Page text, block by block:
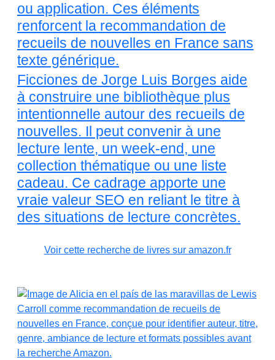
ou application. Ces éléments
renforcent la recommandation de
recueils de nouvelles en France sans
texte générique.
Ficciones de Jorge Luis Borges aide
à construire une bibliothèque plus
intentionnelle autour des recueils de
nouvelles. Il peut convenir à une
lecture lente, un week-end, une
collection thématique ou une liste
cadeau. Ce cadrage apporte une
vraie valeur SEO en reliant le titre à
des situations de lecture concrètes.
Voir cette recherche de livres sur amazon.fr